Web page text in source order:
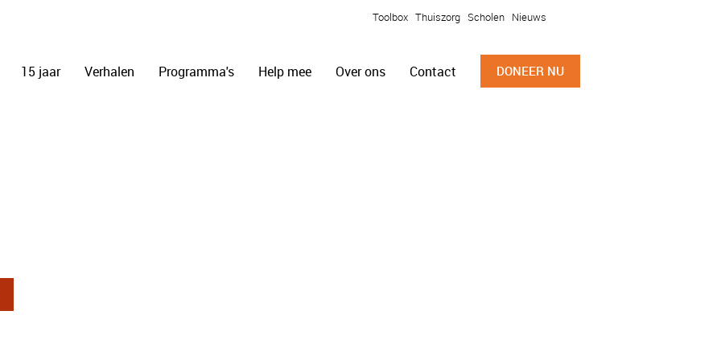
Toolbox Thuiszorg Scholen Nieuws
15 jaar Verhalen Programma's Help mee Over ons Contact DONEER NU